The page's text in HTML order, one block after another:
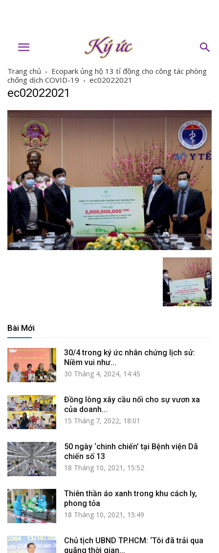
Trang chủ
Ecopark ủng hộ 13 tỉ đồng cho công tác phòng
chống dịch COVID-19
ec02022021
ec02022021
Bài Mới
30/4 trong ký ức nhân chứng lịch sử:
Niềm vui như...
30 Tháng 4, 2024, 14:45
Đồng lòng xây cầu nối cho sự vươn xa
của doanh...
15 Tháng 7, 2022, 18:01
50 ngày ‘chinh chiến’ tại Bệnh viện Dã
chiến số 13
18 Tháng 10, 2021, 15:52
Thiên thần áo xanh trong khu cách ly,
phong tỏa
18 Tháng 10, 2021, 15:49
Chủ tịch UBND TP.HCM: ‘Tôi đã trải qua
quãng thời gian...